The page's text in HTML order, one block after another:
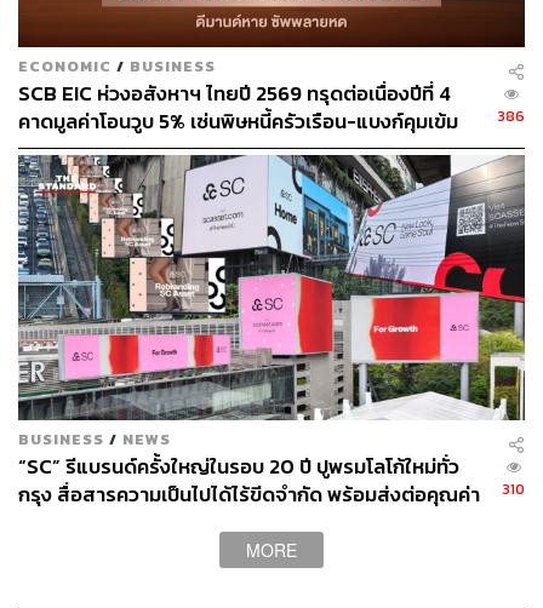
สามารถติดตาม THE STANDARD WEALTH
ผ่านแอปพลิเคชันต่างๆ ที่คุณสะดวกหรือใช้งานอยู่แล้วได้เลย
TAGS: Ultimate Luxury 95E1
SC Asset
ณัฐพงศ์ คุณากรวงศ์
บ้านจัดสรร
บริษัท เอสซี แอสเสท คอร์ปอเรชั่น จำกัด (มหาชน)
ตลาดที่อยู่อาศัย
ECONOMIC / BUSINESS
SCB EIC ห่วงอสังหาฯ ไทยปี 2569 ทรุดต่อเนื่องปีที่ 4
คาดมูลค่าโอนวูบ 5% เซ่นพิษหนี้ครัวเรือน-แบงก์คุมเข้ม
จับตาสงครามตะวันออกกลางซ้ำเติมกรณีแย่สุดอาจดิ่ง
หนักถึง -15%
386
BUSINESS / NEWS
“SC” รีแบรนด์ครั้งใหญ่ในรอบ 20 ปี ปูพรมโลโก้ใหม่ทั่ว
กรุง สื่อสารความเป็นไปได้ไร้ขีดจำกัด พร้อมส่งต่อคุณค่า
310
MORE